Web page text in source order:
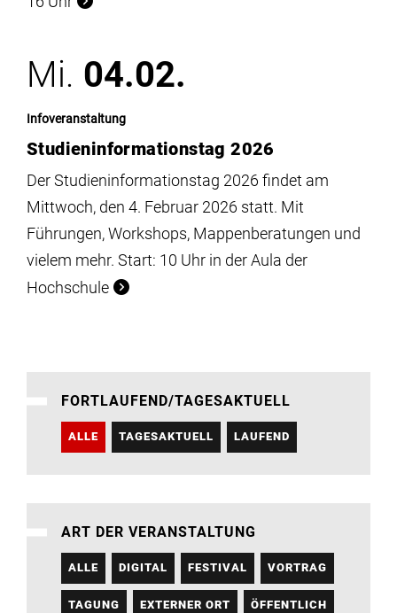
Mi. 04.02.
Infoveranstaltung
Studieninformationstag 2026
Der Studieninformationstag 2026 findet am
Mittwoch, den 4. Februar 2026 statt. Mit
Führungen, Workshops, Mappenberatungen und
vielem mehr. Start: 10 Uhr in der Aula der
Hochschule
FORTLAUFEND/TAGESAKTUELL
ALLE TAGESAKTUELL LAUFEND
ART DER VERANSTALTUNG
ALLE DIGITAL FESTIVAL VORTRAG
TAGUNG EXTERNER ORT ÖFFENTLICH